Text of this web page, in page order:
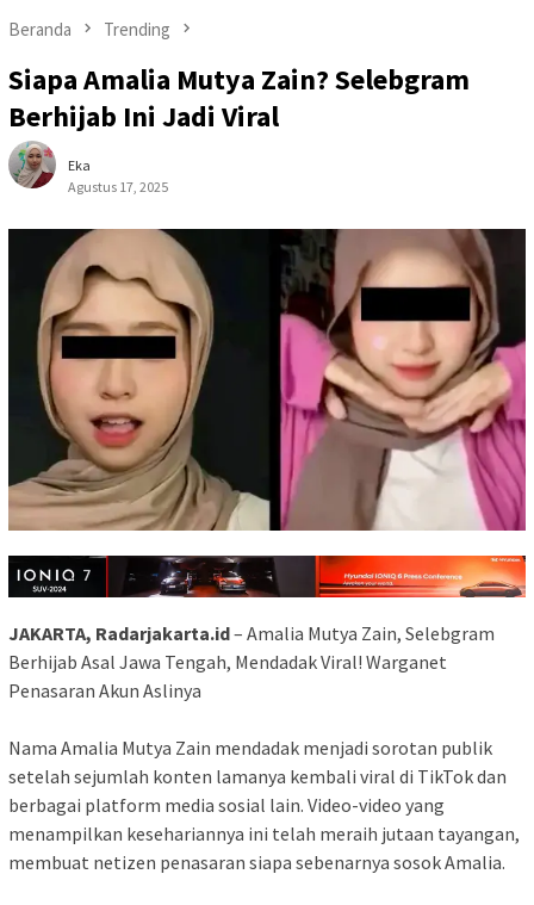
Beranda Trending
Siapa Amalia Mutya Zain? Selebgram
Berhijab Ini Jadi Viral
Eka
Agustus 17, 2025
JAKARTA, Radarjakarta.id– Amalia Mutya Zain, Selebgram
Berhijab Asal Jawa Tengah, Mendadak Viral! Warganet
Penasaran Akun Aslinya
Nama Amalia Mutya Zain mendadak menjadi sorotan publik
setelah sejumlah konten lamanya kembali viral di TikTok dan
berbagai platform media sosial lain. Video-video yang
menampilkan kesehariannya ini telah meraih jutaan tayangan,
membuat netizen penasaran siapa sebenarnya sosok Amalia.